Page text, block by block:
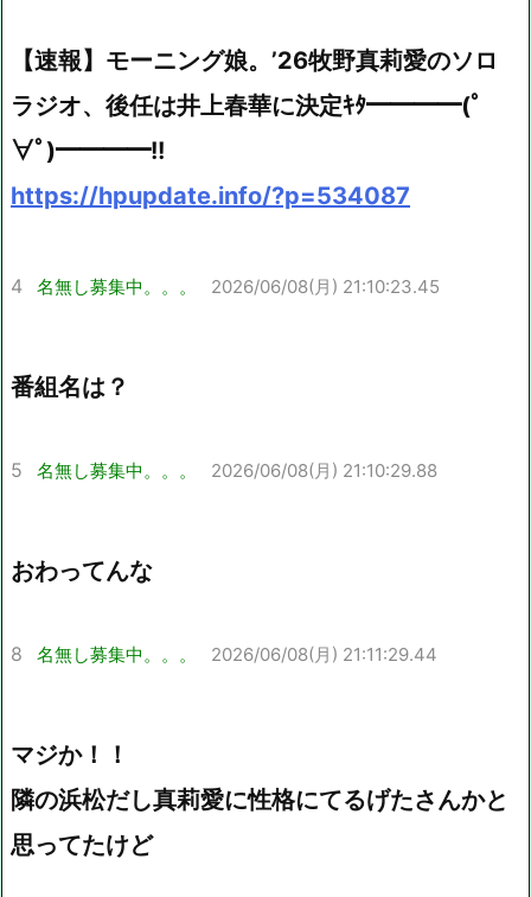
【速報】モーニング娘。’26牧野真莉愛のソロ
ラジオ、後任は井上春華に決定ｷﾀ━━━━(ﾟ
∀ﾟ)━━━━!!
https://hpupdate.info/?p=534087
4 名無し募集中。。。 2026/06/08(月) 21:10:23.45
番組名は？
5 名無し募集中。。。 2026/06/08(月) 21:10:29.88
おわってんな
8 名無し募集中。。。 2026/06/08(月) 21:11:29.44
マジか！！
隣の浜松だし真莉愛に性格にてるげたさんかと
思ってたけど